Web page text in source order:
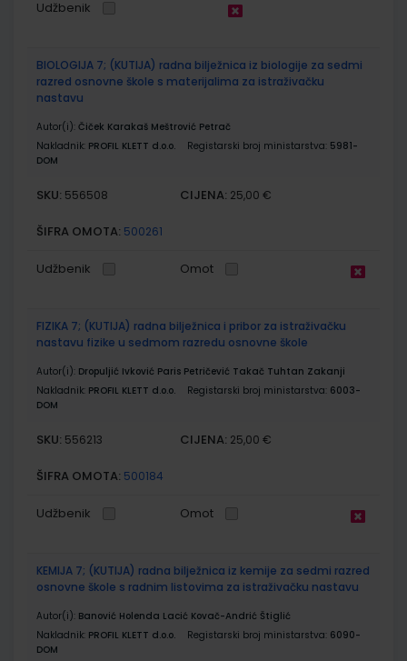
Udžbenik
BIOLOGIJA 7; (KUTIJA) radna bilježnica iz biologije za sedmi
razred osnovne škole s materijalima za istraživačku
nastavu
Autor(i): Čiček Karakaš Meštrović Petrač
Nakladnik: PROFIL KLETT d.o.o. Registarski broj ministarstva: 5981-
DOM
SKU: 556508 CIJENA: 25,00 €
ŠIFRA OMOTA: 500261
Udžbenik Omot
FIZIKA 7; (KUTIJA) radna bilježnica i pribor za istraživačku
nastavu fizike u sedmom razredu osnovne škole
Autor(i): Dropuljić Ivković Paris Petričević Takač Tuhtan Zakanji
Nakladnik: PROFIL KLETT d.o.o. Registarski broj ministarstva: 6003-
DOM
SKU: 556213 CIJENA: 25,00 €
ŠIFRA OMOTA: 500184
Udžbenik Omot
KEMIJA 7; (KUTIJA) radna bilježnica iz kemije za sedmi razred
osnovne škole s radnim listovima za istraživačku nastavu
Autor(i): Banović Holenda Lacić Kovač-Andrić Štiglić
Nakladnik: PROFIL KLETT d.o.o. Registarski broj ministarstva: 6090-
DOM